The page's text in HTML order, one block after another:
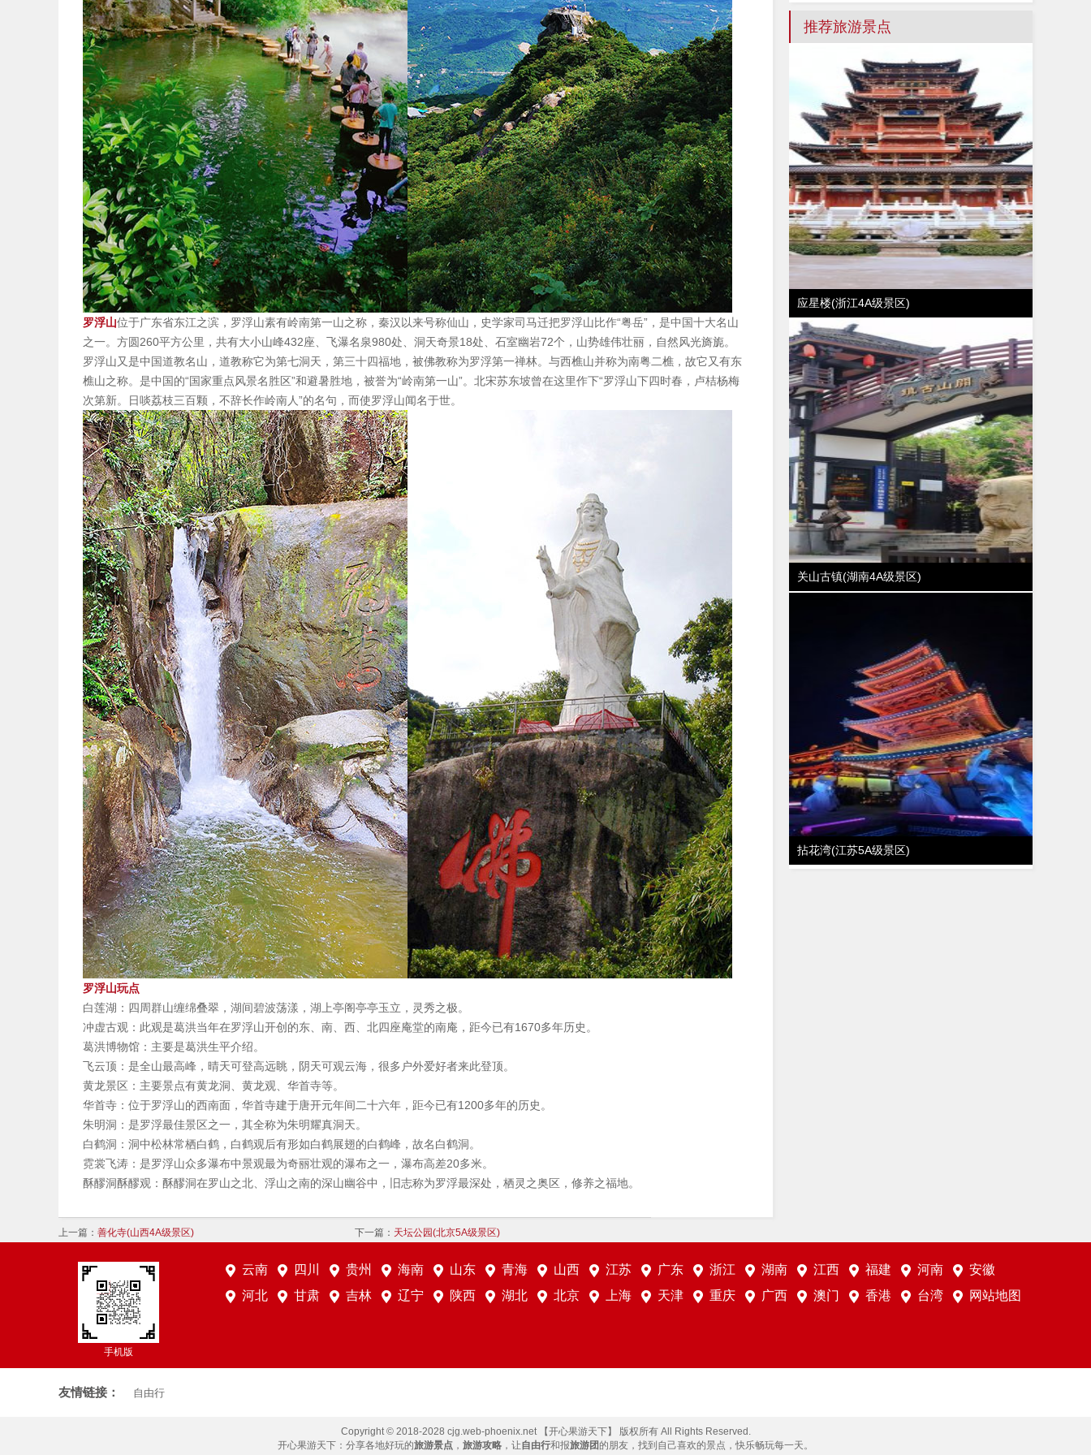
罗浮山位于广东省东江之滨，罗浮山素有岭南第一山之称，秦汉以来号称仙山，史学家司马迁把罗浮山比作“粤岳”，是中国十大名山
之一。方圆260平方公里，共有大小山峰432座、飞瀑名泉980处、洞天奇景18处、石室幽岩72个，山势雄伟壮丽，自然风光旖旎。
罗浮山又是中国道教名山，道教称它为第七洞天，第三十四福地，被佛教称为罗浮第一禅林。与西樵山并称为南粤二樵，故它又有东
樵山之称。是中国的“国家重点风景名胜区”和避暑胜地，被誉为“岭南第一山”。北宋苏东坡曾在这里作下“罗浮山下四时春，卢桔杨梅
次第新。日啖荔枝三百颗，不辞长作岭南人”的名句，而使罗浮山闻名于世。
罗浮山玩点
白莲湖：四周群山缠绵叠翠，湖间碧波荡漾，湖上亭阁亭亭玉立，灵秀之极。
冲虚古观：此观是葛洪当年在罗浮山开创的东、南、西、北四座庵堂的南庵，距今已有1670多年历史。
葛洪博物馆：主要是葛洪生平介绍。
飞云顶：是全山最高峰，晴天可登高远眺，阴天可观云海，很多户外爱好者来此登顶。
黄龙景区：主要景点有黄龙洞、黄龙观、华首寺等。
华首寺：位于罗浮山的西南面，华首寺建于唐开元年间二十六年，距今已有1200多年的历史。
朱明洞：是罗浮最佳景区之一，其全称为朱明耀真洞天。
白鹤洞：洞中松林常栖白鹤，白鹤观后有形如白鹤展翅的白鹤峰，故名白鹤洞。
霓裳飞涛：是罗浮山众多瀑布中景观最为奇丽壮观的瀑布之一，瀑布高差20多米。
酥醪洞酥醪观：酥醪洞在罗山之北、浮山之南的深山幽谷中，旧志称为罗浮最深处，栖灵之奥区，修养之福地。
上一篇： 善化寺(山西4A级景区) 下一篇： 天坛公园(北京5A级景区)
推荐旅游景点
应星楼(浙江4A级景区)
关山古镇(湖南4A级景区)
拈花湾(江苏5A级景区)
手机版
云南 四川 贵州 海南 山东 青海 山西 江苏 广东 浙江 湖南 江西 福建 河南
安徽
河北
甘肃 吉林 辽宁 陕西 湖北 北京 上海 天津 重庆 广西 澳门 香港 台湾 网站地图
友情链接： 自由行
Copyright © 2018-2028 cjg.web-phoenix.net 【开心果游天下】 版权所有 All Rights Reserved.
开心果游天下 ：分享各地好玩的旅游景点 ， 旅游攻略 ，让自由行和报旅游团的朋友，找到自己喜欢的景点，快乐畅玩每一天。